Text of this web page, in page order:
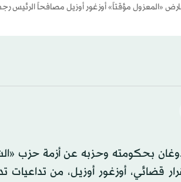
بحكومته وحزبه عن أزمة حزب
قضائي، أوزغور أوزيل، من